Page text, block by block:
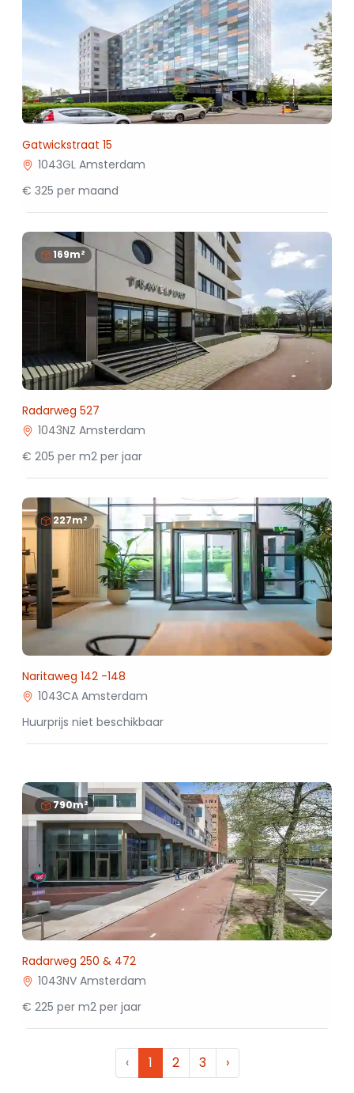
Gatwickstraat 15
1043GL Amsterdam
€ 325 per maand
169m²
Radarweg 527
1043NZ Amsterdam
€ 205 per m2 per jaar
227m²
Naritaweg 142 -148
1043CA Amsterdam
Huurprijs niet beschikbaar
790m²
Radarweg 250 & 472
1043NV Amsterdam
€ 225 per m2 per jaar
‹ 1 2 3 ›